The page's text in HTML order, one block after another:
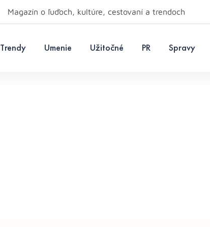
Magazín o ľuďoch, kultúre, cestovaní a trendoch
Trendy Umenie Užitočné PR Spravy